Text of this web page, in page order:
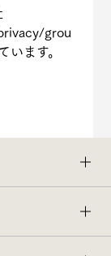
grou
ます。